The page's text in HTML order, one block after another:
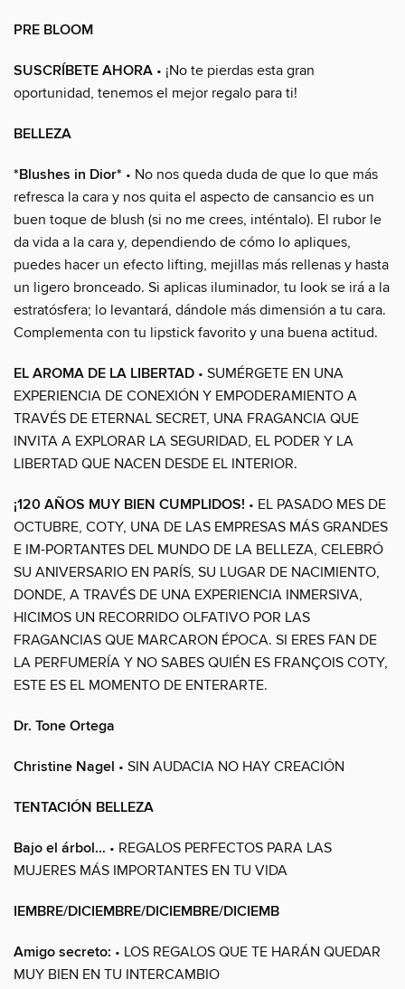
PRE BLOOM
SUSCRÍBETE AHORA • ¡No te pierdas esta gran
oportunidad, tenemos el mejor regalo para ti!
BELLEZA
*Blushes in Dior* • No nos queda duda de que lo que más
refresca la cara y nos quita el aspecto de cansancio es un
buen toque de blush (si no me crees, inténtalo). El rubor le
da vida a la cara y, dependiendo de cómo lo apliques,
puedes hacer un efecto lifting, mejillas más rellenas y hasta
un ligero bronceado. Si aplicas iluminador, tu look se irá a la
estratósfera; lo levantará, dándole más dimensión a tu cara.
Complementa con tu lipstick favorito y una buena actitud.
EL AROMA DE LA LIBERTAD • SUMÉRGETE EN UNA
EXPERIENCIA DE CONEXIÓN Y EMPODERAMIENTO A
TRAVÉS DE ETERNAL SECRET, UNA FRAGANCIA QUE
INVITA A EXPLORAR LA SEGURIDAD, EL PODER Y LA
LIBERTAD QUE NACEN DESDE EL INTERIOR.
¡120 AÑOS MUY BIEN CUMPLIDOS! • EL PASADO MES DE
OCTUBRE, COTY, UNA DE LAS EMPRESAS MÁS GRANDES
E IM-PORTANTES DEL MUNDO DE LA BELLEZA, CELEBRÓ
SU ANIVERSARIO EN PARÍS, SU LUGAR DE NACIMIENTO,
DONDE, A TRAVÉS DE UNA EXPERIENCIA INMERSIVA,
HICIMOS UN RECORRIDO OLFATIVO POR LAS
FRAGANCIAS QUE MARCARON ÉPOCA. SI ERES FAN DE
LA PERFUMERÍA Y NO SABES QUIÉN ES FRANÇOIS COTY,
ESTE ES EL MOMENTO DE ENTERARTE.
Dr. Tone Ortega
Christine Nagel • SIN AUDACIA NO HAY CREACIÓN
TENTACIÓN BELLEZA
Bajo el árbol… • REGALOS PERFECTOS PARA LAS
MUJERES MÁS IMPORTANTES EN TU VIDA
IEMBRE/DICIEMBRE/DICIEMBRE/DICIEMB
Amigo secreto: • LOS REGALOS QUE TE HARÁN QUEDAR
MUY BIEN EN TU INTERCAMBIO